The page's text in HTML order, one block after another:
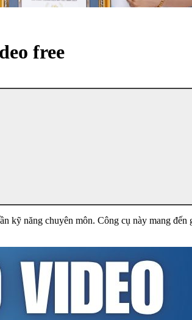
free
kỹ năng chuyên môn. Công cụ này mang đến